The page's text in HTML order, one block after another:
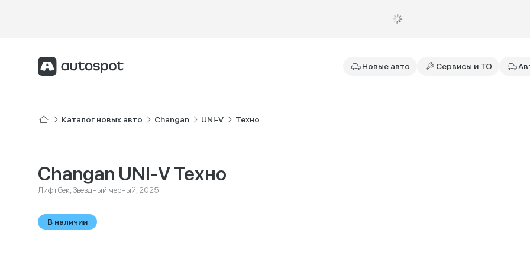
Новые авто Сервисы и ТО
Каталог новых авто Changan UNI-V Техно
Changan UNI-V Техно
Лифтбек, Звездный черный, 2025
В наличии